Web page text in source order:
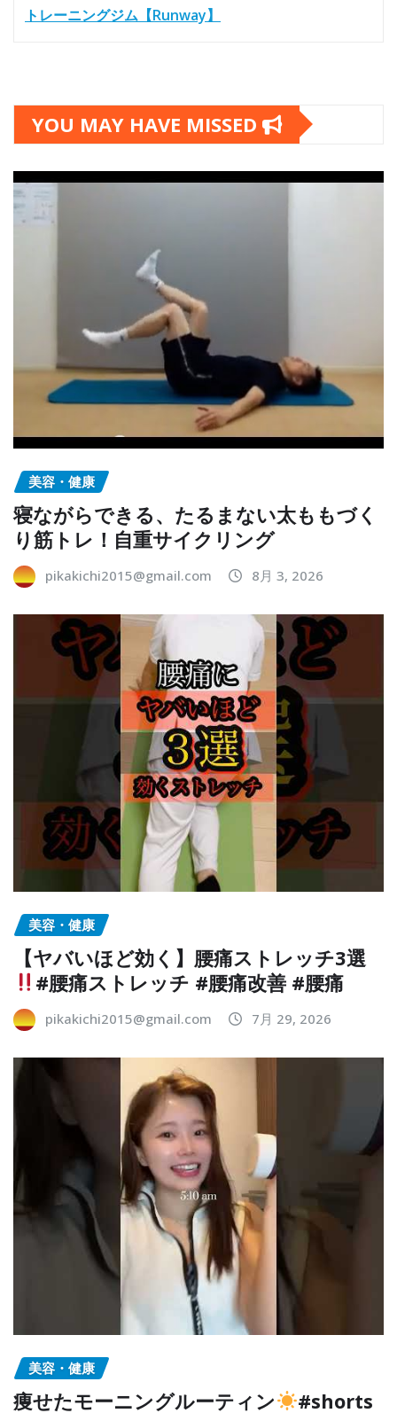
トレーニングジム【Runway】
YOU MAY HAVE MISSED
美容・健康
寝ながらできる、たるまない太ももづく
り筋トレ！自重サイクリング
pikakichi2015@gmail.com 8月 3, 2026
美容・健康
【ヤバいほど効く】腰痛ストレッチ3選
#腰痛ストレッチ #腰痛改善 #腰痛
pikakichi2015@gmail.com 7月 29, 2026
美容・健康
痩せたモーニングルーティン
#shorts